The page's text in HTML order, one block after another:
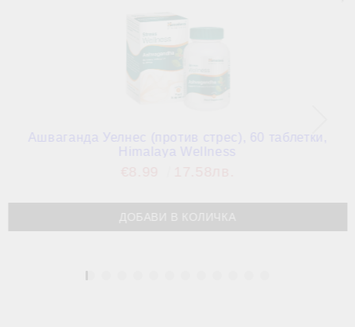
Ашваганда Уелнес (против стрес), 60 таблетки,
Himalaya Wellness